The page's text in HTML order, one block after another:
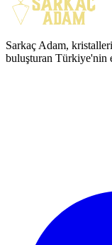
Sarkaç Adam,
buluşturan Türkiye'nin